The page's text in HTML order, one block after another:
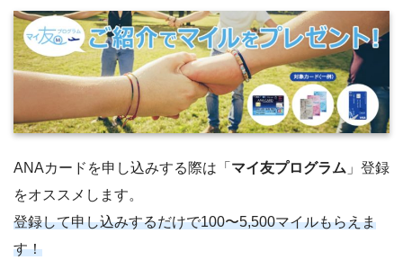
ANAカードを申し込みする際は「 マイ友プログラム 」登録
をオススメします。
登録して申し込みするだけで100〜5,500マイルもらえま
す！